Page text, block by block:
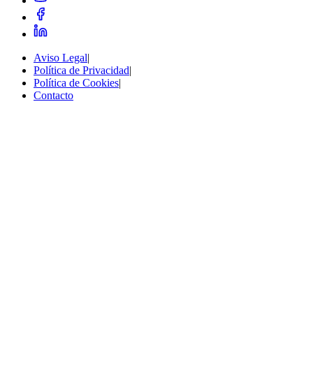
Aviso Legal|
Política de Privacidad|
Política de Cookies|
Contacto